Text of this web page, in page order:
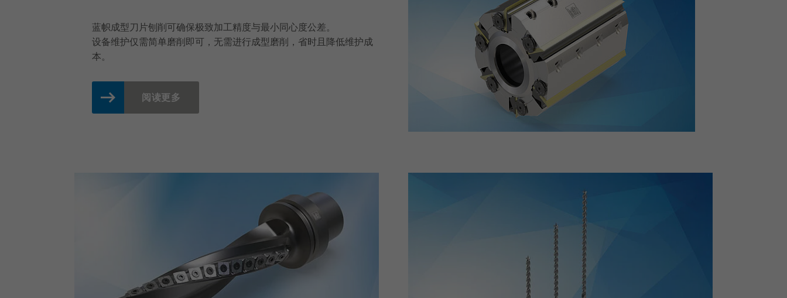
蓝帜成型刀片刨削可确保极致加工精度与最小同心度公差。
设备维护仅需简单磨削即可，无需进行成型磨削，省时且降低维护成
本。
阅读更多